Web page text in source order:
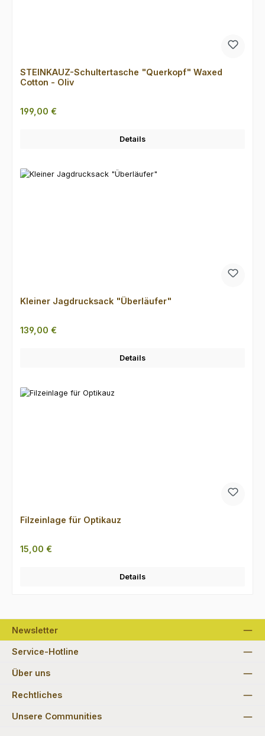
STEINKAUZ-Schultertasche "Querkopf" Waxed
Cotton - Oliv
Regulärer Preis:
199,00 €
Details
Kleiner Jagdrucksack "Überläufer"
Regulärer Preis:
139,00 €
Details
Filzeinlage für Optikauz
Regulärer Preis:
15,00 €
Details
Newsletter
Service-Hotline
Über uns
Rechtliches
Unsere Communities